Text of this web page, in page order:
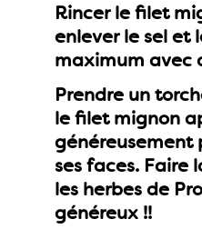
Rincer le filet
enlever le sel et
maximum avec
Prendre un
le filet mignon
généreusement
ses faces. Faire
les herbes de
généreux !!